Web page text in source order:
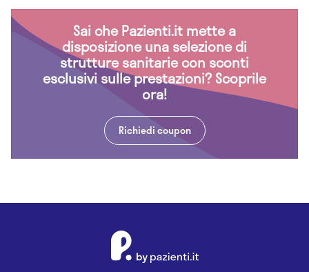
Sai che Pazienti.it mette a
disposizione una selezione di
strutture sanitarie con sconti
esclusivi sulle prestazioni? Scoprile
ora!
Richiedi coupon